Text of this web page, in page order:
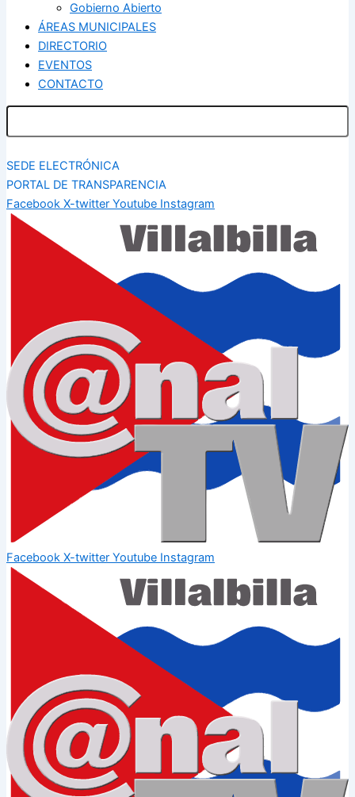
Gobierno Abierto
ÁREAS MUNICIPALES
DIRECTORIO
EVENTOS
CONTACTO
SEDE ELECTRÓNICA
PORTAL DE TRANSPARENCIA
Facebook X-twitter Youtube Instagram
Facebook X-twitter Youtube Instagram